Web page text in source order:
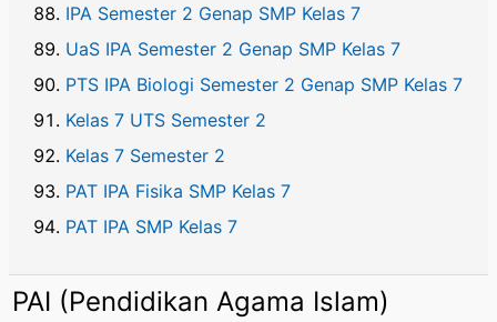
IPA Semester 2 Genap SMP Kelas 7
UaS IPA Semester 2 Genap SMP Kelas 7
PTS IPA Biologi Semester 2 Genap SMP Kelas 7
Kelas 7 UTS Semester 2
Kelas 7 Semester 2
PAT IPA Fisika SMP Kelas 7
PAT IPA SMP Kelas 7
PAI (Pendidikan Agama Islam)